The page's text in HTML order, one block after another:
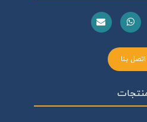
اتصل بنا